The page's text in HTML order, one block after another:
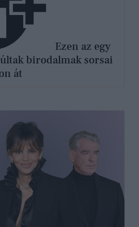
Ezen az egy
birodalmak sorsai
át